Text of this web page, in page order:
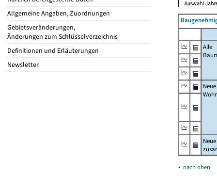
Allgemeine Angaben, Zuordnungen
Gebietsveränderungen,
Änderungen zum Schlüsselverzeichnis
Definitionen und Erläuterungen
Newsletter
Alle
Neue
▴ nach oben